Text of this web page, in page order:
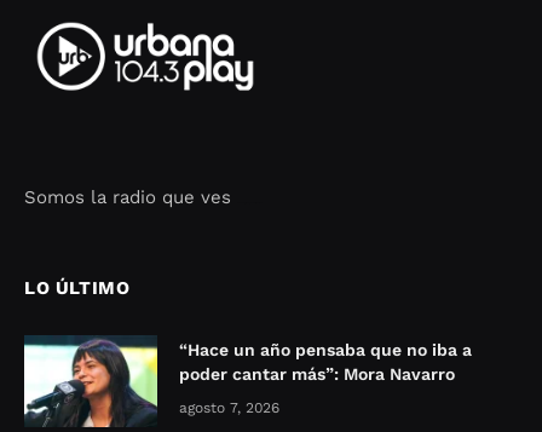
Somos la radio que ves
LO ÚLTIMO
“Hace un año pensaba que no iba a
poder cantar más”: Mora Navarro
agosto 7, 2026